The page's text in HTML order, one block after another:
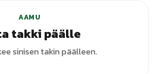
AAMU
takki päälle
sinisen takin päälleen.